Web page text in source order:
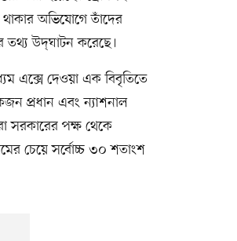
অভিযোগে তাঁদের
তথ্য উদ্‌ঘাটন করেছে।
এক্সে দেওয়া এক বিবৃতিতে
প্রধান এবং ন্যাশনাল
সরকারের পক্ষ থেকে
চেয়ে সর্বোচ্চ ৩০ শতাংশ